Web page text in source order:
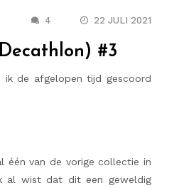
4 22 JULI 2021
#3
ik de afgelopen tijd gescoord
één van de vorige collectie in
al wist dat dit een geweldig